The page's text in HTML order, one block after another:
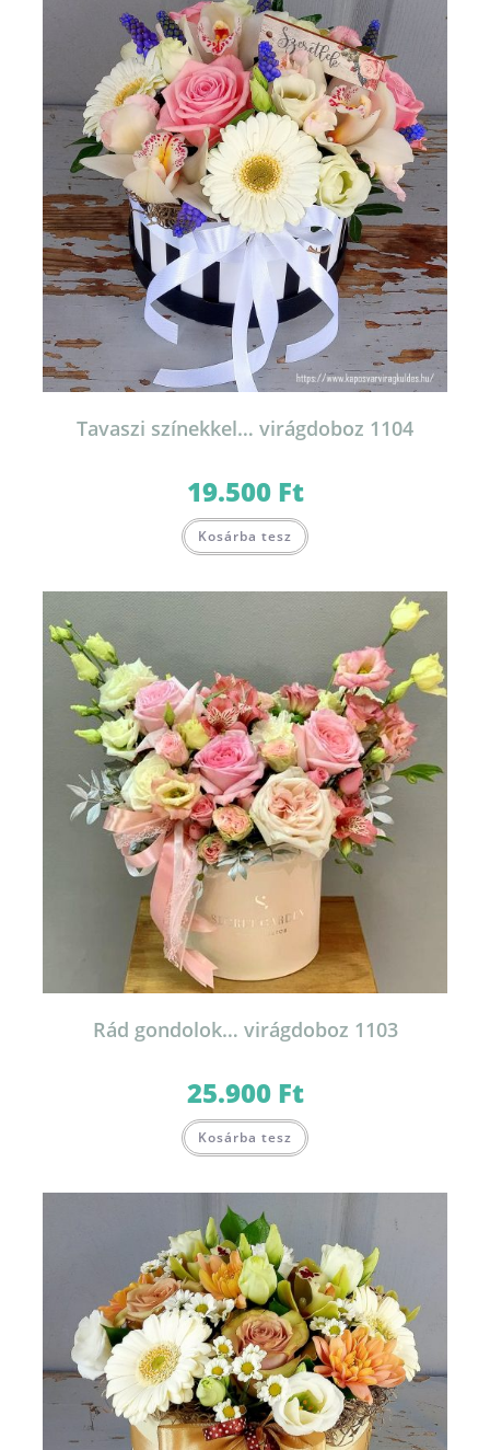
A
változatok
a
termékoldalon
választhatók
ki
Tavaszi színekkel… virágdoboz 1104
19.500 Ft
Kosárba tesz
Rád gondolok… virágdoboz 1103
25.900 Ft
Kosárba tesz